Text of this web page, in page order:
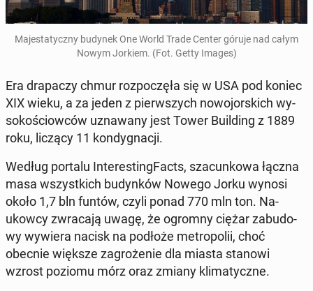
Ma­je­sta­tycz­ny budynek One World Trade Center góruje nad całym
Nowym Jorkiem. (Fot. Getty Images)
Era dra­pa­czy chmur roz­po­czę­ła się w USA pod koniec
XIX wieku, a za jeden z pierw­szych no­wo­jor­skich wy­
so­ko­ściow­ców uzna­wa­ny jest Tower Bu­il­ding z 1889
roku, liczący 11 kon­dy­gna­cji.
Według portalu In­te­re­sting­Facts, sza­cun­ko­wa łączna
masa wszyst­kich bu­dyn­ków Nowego Jorku wynosi
około 1,7 bln funtów, czyli ponad 770 mln ton. Na­
ukow­cy zwra­ca­ją uwagę, że ogromny ciężar za­bu­do­
wy wywiera nacisk na podłoże me­tro­po­lii, choć
obecnie większe za­gro­że­nie dla miasta stanowi
wzrost poziomu mórz oraz zmiany kli­ma­tycz­ne.